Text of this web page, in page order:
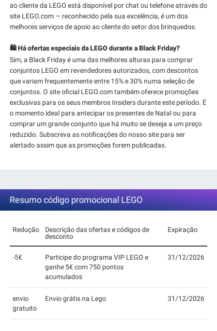
ao cliente da LEGO está disponível por chat ou telefone através do
site LEGO.com — reconhecido pela sua excelência, é um dos
melhores serviços de apoio ao cliente do setor dos brinquedos.
🛍️ Há ofertas especiais da LEGO durante a Black Friday?
Sim, a Black Friday é uma das melhores alturas para comprar
conjuntos LEGO em revendedores autorizados, com descontos
que variam frequentemente entre 15% e 30% numa seleção de
conjuntos. O site oficial LEGO.com também oferece promoções
exclusivas para os seus membros Insiders durante este período. É
o momento ideal para antecipar os presentes de Natal ou para
comprar um grande conjunto que há muito se deseja a um preço
reduzido. Subscreva as notificações do nosso site para ser
alertado assim que as promoções forem publicadas.
Resumo código promocional LEGO
Redução
Descrição das ofertas e códigos de
desconto
Expiração
-5€
Participe do programa VIP LEGO e
ganhe 5€ com 750 pontos
acumulados
31/12/2026
envio
gratuito
Envio grátis na Lego 31/12/2026